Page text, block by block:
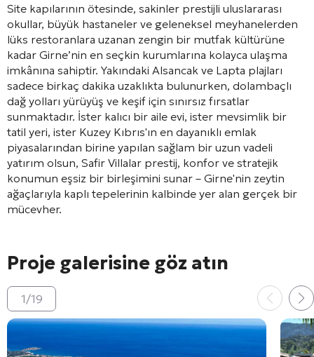
Site kapılarının ötesinde, sakinler prestijli uluslararası
okullar, büyük hastaneler ve geleneksel meyhanelerden
lüks restoranlara uzanan zengin bir mutfak kültürüne
kadar Girne’nin en seçkin kurumlarına kolayca ulaşma
imkânına sahiptir. Yakındaki Alsancak ve Lapta plajları
sadece birkaç dakika uzaklıkta bulunurken, dolambaçlı
dağ yolları yürüyüş ve keşif için sınırsız fırsatlar
sunmaktadır. İster kalıcı bir aile evi, ister mevsimlik bir
tatil yeri, ister Kuzey Kıbrıs'ın en dayanıklı emlak
piyasalarından birine yapılan sağlam bir uzun vadeli
yatırım olsun, Safir Villalar prestij, konfor ve stratejik
konumun eşsiz bir birleşimini sunar – Girne'nin zeytin
ağaçlarıyla kaplı tepelerinin kalbinde yer alan gerçek bir
mücevher.
Proje galerisine göz atın
1/19